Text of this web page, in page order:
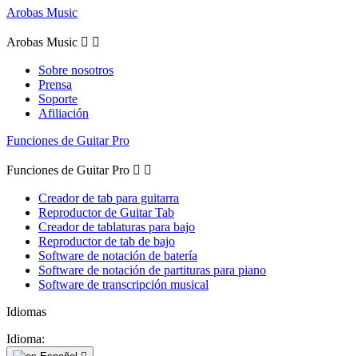
Arobas Music
Arobas Music  
Sobre nosotros
Prensa
Soporte
Afiliación
Funciones de Guitar Pro
Funciones de Guitar Pro  
Creador de tab para guitarra
Reproductor de Guitar Tab
Creador de tablaturas para bajo
Reproductor de tab de bajo
Software de notación de batería
Software de notación de partituras para piano
Software de transcripción musical
Idiomas
Idioma: